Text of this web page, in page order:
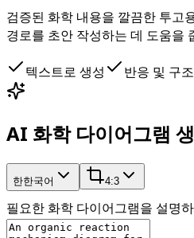
검증된 화학 내용을 깔끔한 투고
경로를 초안 작성하는 데 도움을
텍스트로 생성 반응 및 구조
AI 화학 다이어그램
한한국어 4:3
필요한 화학 다이어그램을 설명